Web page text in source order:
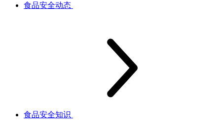
食品安全动态
食品安全知识